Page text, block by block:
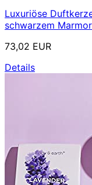
Luxuriöse
schwarzem
73,02 EUR
Details